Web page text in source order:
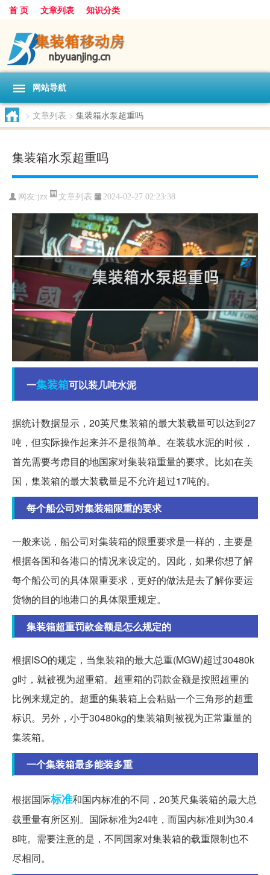
首 页 文章列表 知识分类
网站导航
> 文章列表 > 集装箱水泵超重吗
集装箱水泵超重吗
网友:jzx 文章列表 2024-02-27 02:23:38
一集装箱可以装几吨水泥
据统计数据显示，20英尺集装箱的最大装载量可以达到27
吨，但实际操作起来并不是很简单。在装载水泥的时候，
首先需要考虑目的地国家对集装箱重量的要求。比如在美
国，集装箱的最大装载量是不允许超过17吨的。
每个船公司对集装箱限重的要求
一般来说，船公司对集装箱的限重要求是一样的，主要是
根据各国和各港口的情况来设定的。因此，如果你想了解
每个船公司的具体限重要求，更好的做法是去了解你要运
货物的目的地港口的具体限重规定。
集装箱超重罚款金额是怎么规定的
根据ISO的规定，当集装箱的最大总重(MGW)超过30480k
g时，就被视为超重箱。超重箱的罚款金额是按照超重的
比例来规定的。超重的集装箱上会粘贴一个三角形的超重
标识。另外，小于30480kg的集装箱则被视为正常重量的
集装箱。
一个集装箱最多能装多重
根据国际标准和国内标准的不同，20英尺集装箱的最大总
载重量有所区别。国际标准为24吨，而国内标准则为30.4
8吨。需要注意的是，不同国家对集装箱的载重限制也不
尽相同。